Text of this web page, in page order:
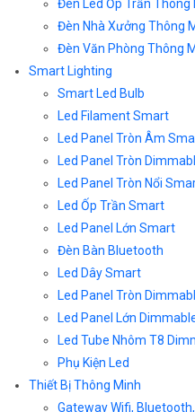
Đèn Led Ốp Trần Thông
Đèn Nhà Xưởng Thông
Đèn Văn Phòng Thông
Smart Lighting
Smart Led Bulb
Led Filament Smart
Led Panel Tròn Âm
Led Panel Tròn
Led Panel Tròn Nổi
Led Ốp Trần Smart
Led Panel Lớn Smart
Đèn Bàn Bluetooth
Led Dây Smart
Led Panel Tròn
Led Panel Lớn
Led Tube Nhôm T8
Phụ Kiện Led
Thiết Bị Thông Minh
Gateway Wifi,